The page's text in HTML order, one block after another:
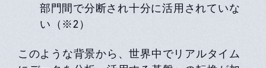
部門間で分断され十分に活用されていな
い（※2）
このような背景から、世界中でリアルタイム